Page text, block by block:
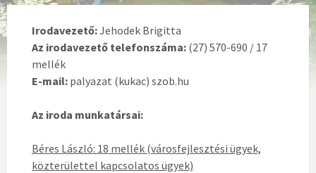
Irodavezető:Jehodek Brigitta
Az irodavezető telefonszáma: (27) 570-690 / 17
mellék
E-mail: palyazat (kukac) szob.hu
Az iroda munkatársai:
Béres László: 18 mellék (városfejlesztési ügyek,
közterülettel kapcsolatos ügyek)